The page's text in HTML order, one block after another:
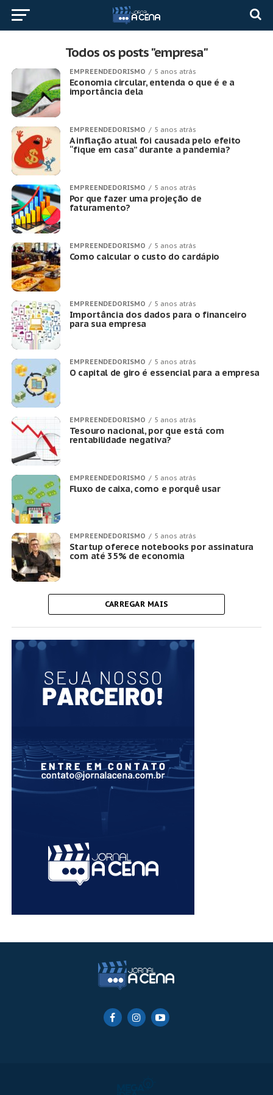
Todos os posts "empresa"
EMPREENDEDORISMO 5 anos atrás
Economia circular, entenda o que é e a
importância dela
EMPREENDEDORISMO 5 anos atrás
A inflação atual foi causada pelo efeito
“fique em casa” durante a pandemia?
EMPREENDEDORISMO 5 anos atrás
Por que fazer uma projeção de
faturamento?
EMPREENDEDORISMO 5 anos atrás
Como calcular o custo do cardápio
EMPREENDEDORISMO 5 anos atrás
Importância dos dados para o financeiro
para sua empresa
EMPREENDEDORISMO 5 anos atrás
O capital de giro é essencial para a empresa
EMPREENDEDORISMO 5 anos atrás
Tesouro nacional, por que está com
rentabilidade negativa?
EMPREENDEDORISMO 5 anos atrás
Fluxo de caixa, como e porquê usar
EMPREENDEDORISMO 5 anos atrás
Startup oferece notebooks por assinatura
com até 35% de economia
CARREGAR MAIS